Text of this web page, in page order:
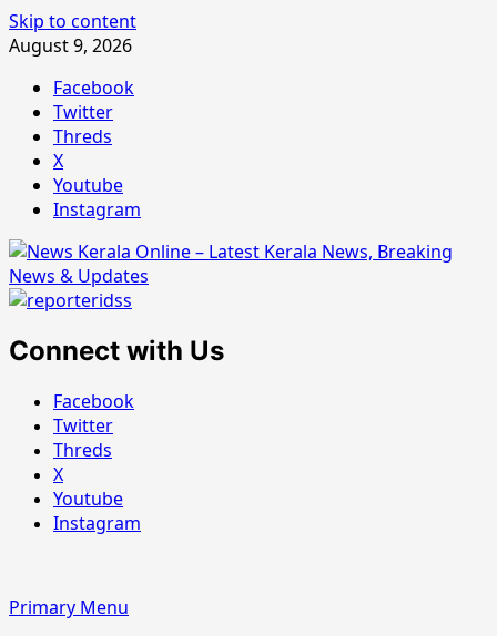
Skip to content
August 9, 2026
Facebook
Twitter
Threds
X
Youtube
Instagram
Connect with Us
Facebook
Twitter
Threds
X
Youtube
Instagram
Primary Menu